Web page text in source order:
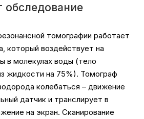
обследование
томографии работает
который воздействует на
в молекулах воды (тело
жидкости на 75%). Томограф
колебаться – движение
датчик и транслирует в
на экран. Сканирование